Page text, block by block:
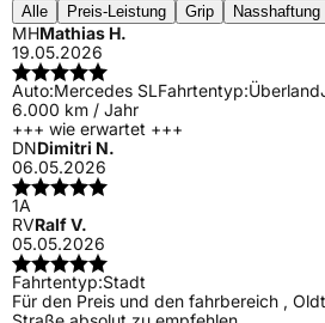
Alle Preis-Leistung Grip Nasshaftung
MHMathias H.
19.05.2026
Auto:Mercedes SLFahrtentyp:Überland
6.000 km / Jahr
+++ wie erwartet +++
DNDimitri N.
06.05.2026
1A
RVRalf V.
05.05.2026
Fahrtentyp:Stadt
Für den Preis und den fahrbereich ,